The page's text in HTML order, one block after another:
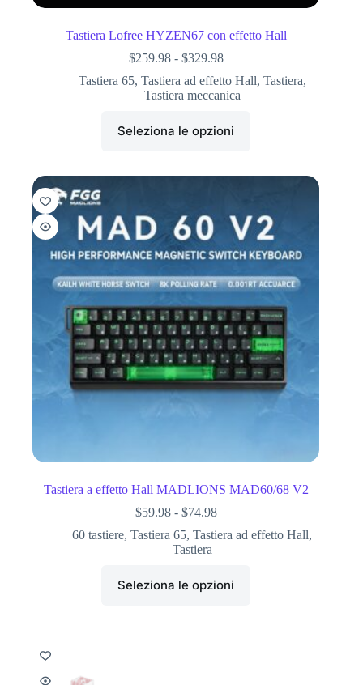
Tastiera Lofree HYZEN67 con effetto Hall
$259.98 - $329.98
Tastiera 65, Tastiera ad effetto Hall, Tastiera,
Tastiera meccanica
Seleziona le opzioni
Tastiera a effetto Hall MADLIONS MAD60/68 V2
$59.98 - $74.98
60 tastiere,Tastiera 65,Tastiera ad effetto Hall,
Tastiera
Seleziona le opzioni